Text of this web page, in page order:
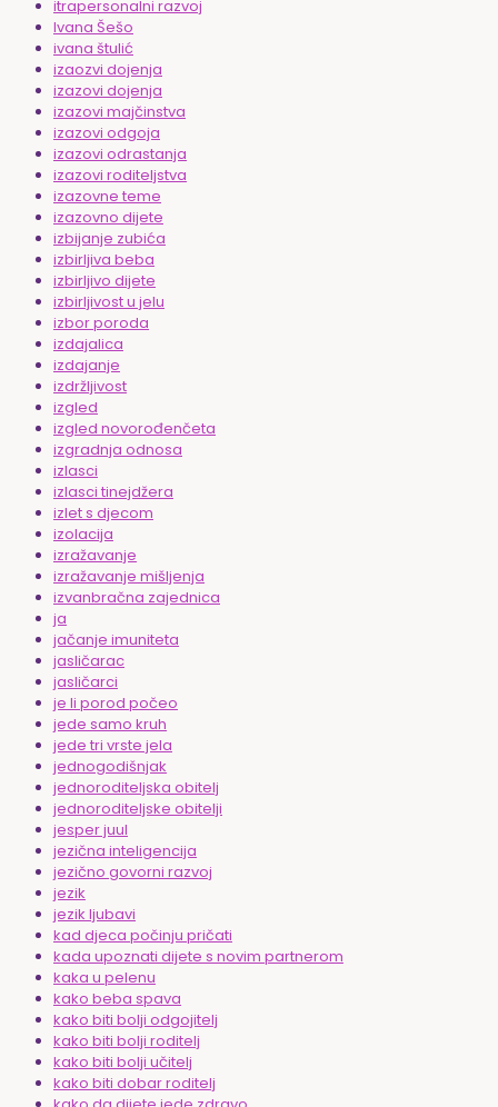
itrapersonalni razvoj
Ivana Šešo
ivana štulić
izaozvi dojenja
izazovi dojenja
izazovi majčinstva
izazovi odgoja
izazovi odrastanja
izazovi roditeljstva
izazovne teme
izazovno dijete
izbijanje zubića
izbirljiva beba
izbirljivo dijete
izbirljivost u jelu
izbor poroda
izdajalica
izdajanje
izdržljivost
izgled
izgled novorođenčeta
izgradnja odnosa
izlasci
izlasci tinejdžera
izlet s djecom
izolacija
izražavanje
izražavanje mišljenja
izvanbračna zajednica
ja
jačanje imuniteta
jasličarac
jasličarci
je li porod počeo
jede samo kruh
jede tri vrste jela
jednogodišnjak
jednoroditeljska obitelj
jednoroditeljske obitelji
jesper juul
jezična inteligencija
jezično govorni razvoj
jezik
jezik ljubavi
kad djeca počinju pričati
kada upoznati dijete s novim partnerom
kaka u pelenu
kako beba spava
kako biti bolji odgojitelj
kako biti bolji roditelj
kako biti bolji učitelj
kako biti dobar roditelj